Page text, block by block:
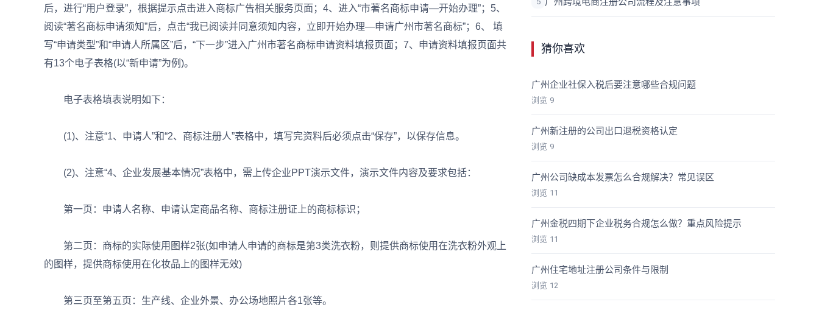
后，进行“用户登录”，根据提示点击进入商标广告相关服务页面；4、进入“市著名商标申请—开始办理”；5、
阅读“著名商标申请须知”后，点击“我已阅读并同意须知内容，立即开始办理—申请广州市著名商标”；6、 填
写“申请类型”和“申请人所属区”后，“下一步”进入广州市著名商标申请资料填报页面；7、申请资料填报页面共
有13个电子表格(以“新申请”为例)。
电子表格填表说明如下：
(1)、注意“1、申请人”和“2、商标注册人”表格中，填写完资料后必须点击“保存”，以保存信息。
(2)、注意“4、企业发展基本情况”表格中，需上传企业PPT演示文件，演示文件内容及要求包括：
第一页：申请人名称、申请认定商品名称、商标注册证上的商标标识；
第二页：商标的实际使用图样2张(如申请人申请的商标是第3类洗衣粉，则提供商标使用在洗衣粉外观上
的图样，提供商标使用在化妆品上的图样无效)
第三页至第五页：生产线、企业外景、办公场地照片各1张等。
猜你喜欢
广州企业社保入税后要注意哪些合规问题
浏览 9
广州新注册的公司出口退税资格认定
浏览 9
广州公司缺成本发票怎么合规解决？常见误区
浏览 11
广州金税四期下企业税务合规怎么做？重点风险提示
浏览 11
广州住宅地址注册公司条件与限制
浏览 12